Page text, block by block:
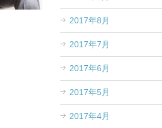
2017年8月
2017年7月
2017年6月
2017年5月
2017年4月